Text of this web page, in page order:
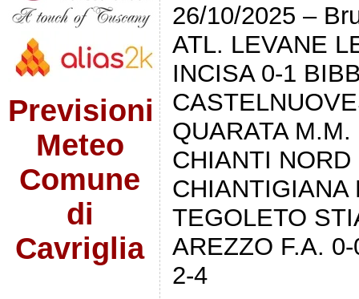
Previsioni
Meteo
Comune
di
Cavriglia
26/10/2025 –
ATL. LEVANE
INCISA 0-1
QUARATA
CHIANTI
CHIANTIGIANA
TEGOLETO
AREZZO F.A.
2-4